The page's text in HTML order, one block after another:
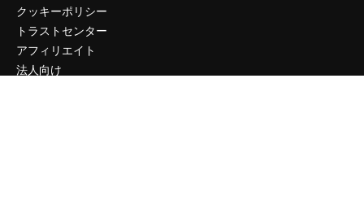
クッキーポリシー
トラストセンター
アフィリエイト
法人向け